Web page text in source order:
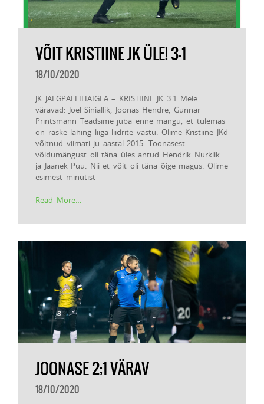
VÕIT KRISTIINE JK ÜLE! 3-1
18/10/2020
JK JALGPALLIHAIGLA – KRISTIINE JK 3:1 Meie
väravad: Joel Siniallik, Joonas Hendre, Gunnar
Printsmann Teadsime juba enne mängu, et tulemas
on raske lahing liiga liidrite vastu. Olime Kristiine JKd
võitnud viimati ju aastal 2015. Toonasest
võidumängust oli täna üles antud Hendrik Nurklik
ja Jaanek Puu. Nii et võit oli täna õige magus. Olime
esimest minutist
Read More…
JOONASE 2;1 VÄRAV
18/10/2020